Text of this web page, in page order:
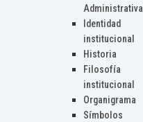
Administrativa
Identidad
institucional
Historia
Filosofía
institucional
Organigrama
Símbolos